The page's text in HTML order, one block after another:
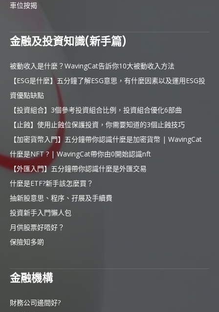
車位按揭
金融及投資知識(新手篇)
被動收入是什麼？WavingCat告訴你10大被動收入方法
【ESG是什麼】五分鐘了解ESG意思，有什麼因素以及運用ESG投
資優點缺點
【投資組合】3個參考投資組合比例，投資組合優化6部曲
【止蝕】使用止蝕位保護投資，你需要知道的3個止蝕技巧
【加密貨幣入門】五分鐘帶你認識什麼是加密貨幣 | WavingCat
什麼是NFT ? | WavingCat帶你由0開始認識nft
【外匯入門】五分鐘帶你認識什麼是外匯交易
什麼是ETF?新手該怎麼買？
抽新股意思、程序、孖展及手續費
投資新手入門懶人包
月供股票好唔好？
保險知多啲
金融機構
財務公司邊間好?